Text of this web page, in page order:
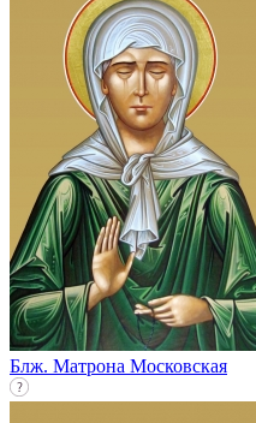
Блж. Матрона Московская